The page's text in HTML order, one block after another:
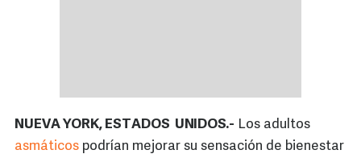
NUEVA YORK, ESTADOS UNIDOS.- Los adultos
asmáticos podrían mejorar su sensación de bienestar